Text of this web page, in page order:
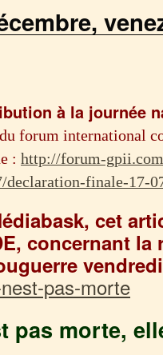
à la journée
forum international
: http://forum-
declaration-finale-17-
cet
concernant
pas-morte
pas morte,